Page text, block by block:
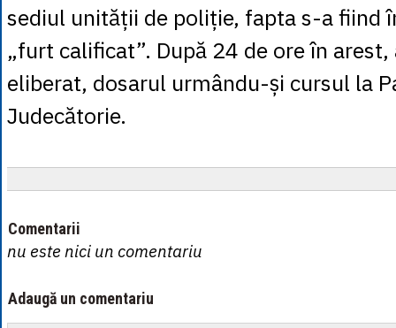
sediul unității de poliție, fapta s-a fiind
„furt calificat”. După 24 de ore în
eliberat, dosarul urmându-și cursul la
Judecătorie.
Comentarii
nu este nici un comentariu
Adaugă un comentariu